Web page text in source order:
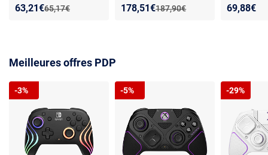
Compatible Nintendo
Ancien prix :
65,17€
Nouveau prix :
63,21€
Réduction de :
entièrement modulable
Ancien prix :
187,90€
Nouveau prix :
178,51€
Réduction de : 69,88€
Meilleures offres PDP
-3% -5% -29%